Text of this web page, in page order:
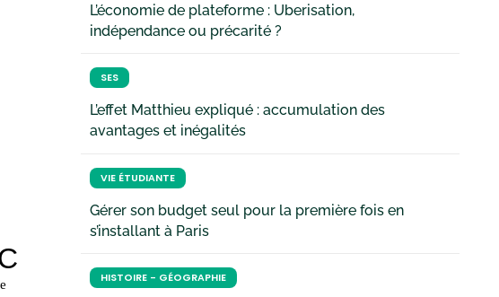
L’économie de plateforme : Uberisation,
indépendance ou précarité ?
SES
L’effet Matthieu expliqué : accumulation des
avantages et inégalités
VIE ÉTUDIANTE
Gérer son budget seul pour la première fois en
s’installant à Paris
HISTOIRE - GÉOGRAPHIE